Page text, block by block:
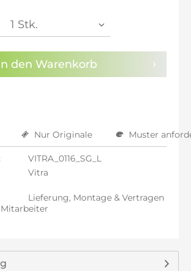
den Warenkorb
Nur Originale Muster
VITRA_0116_SG_L
Vitra
Lieferung, Montage & Vertragen